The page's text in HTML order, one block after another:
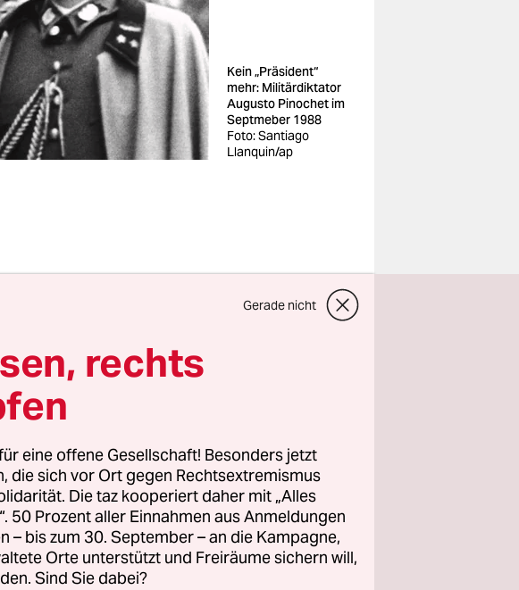
Kein „Präsident“
mehr: Militärdiktator
Augusto Pinochet im
Septmeber 1988
Foto: Santiago
Llanquin/ap
einer
Abgeordnetenhaus
in der Bibliothek des
werden darf. Mit 67
verabschiedeten
Nun müssen alle
in diesem Sinne
autoritäres
Er schränkte die
den
Gerade nicht
rechts
eine offene Gesellschaft! Besonders jetzt
die sich vor Ort gegen Rechtsextremismus
Die taz kooperiert daher mit „Alles
50 Prozent aller Einnahmen aus Anmeldungen
– bis zum 30. September – an die Kampagne,
Orte unterstützt und Freiräume sichern will,
Sind Sie dabei?